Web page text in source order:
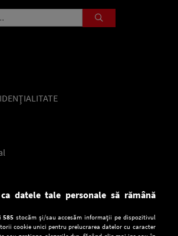
Europa FM pentru smartphone:
datele tale personale să rămână
585 stocăm și/sau accesăm informații pe dispozitivul
cookie unici pentru prelucrarea datelor cu caracter